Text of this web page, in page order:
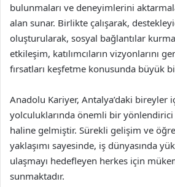
bulunmaları ve deneyimlerini
alan sunar. Birlikte çalışarak,
oluşturularak, sosyal bağlantılar kurma
etkileşim, katılımcıların vizyonlarını
fırsatları keşfetme konusunda büyük
Anadolu Kariyer, Antalya’daki bireyler
yolculuklarında önemli bir
haline gelmiştir. Sürekli gelişim ve
yaklaşımı sayesinde, iş dünyasında
ulaşmayı hedefleyen herkes için
sunmaktadır.